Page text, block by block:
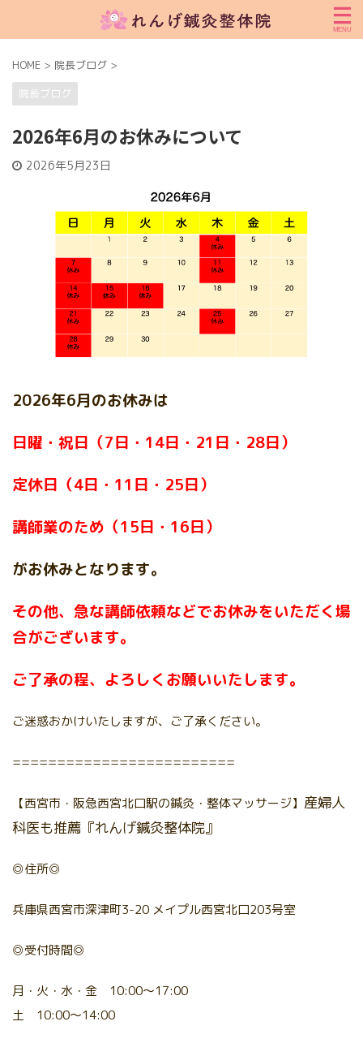
HOME > 院長ブログ >
院長ブログ
2026年6月のお休みについて
2026年5月23日
2026年6月のお休みは
日曜・祝日（7日・14日・21日・28日）
定休日（4日・11日・25日）
講師業のため（15日・16日）
がお休みとなります。
その他、急な講師依頼などでお休みをいただく場
合がございます。
ご了承の程、よろしくお願いいたします。
ご迷惑おかけいたしますが、ご了承ください。
=========================
【西宮市・阪急西宮北口駅の鍼灸・整体マッサージ】 産婦人
科医も推薦『れんげ鍼灸整体院』
◎住所◎
兵庫県西宮市深津町3-20 メイプル西宮北口203号室
◎受付時間◎
月・火・水・金 10:00～17:00
土 10:00～14:00